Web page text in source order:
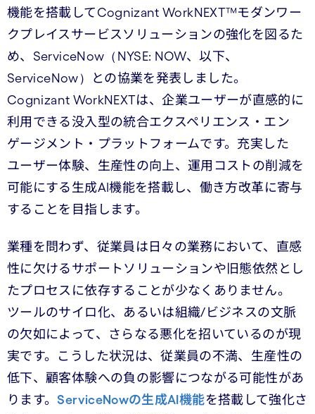
機能を搭載してCognizant WorkNEXT™モダンワー
クプレイスサービスソリューションの強化を図るた
め、ServiceNow（NYSE: NOW、以下、
ServiceNow）との協業を発表しました。
Cognizant WorkNEXTは、企業ユーザーが直感的に
利用できる没入型の統合エクスペリエンス・エン
ゲージメント・プラットフォームです。充実した
ユーザー体験、生産性の向上、運用コストの削減を
可能にする生成AI機能を搭載し、働き方改革に寄与
することを目指します。
業種を問わず、従業員は日々の業務において、直感
性に欠けるサポートソリューションや旧態依然とし
たプロセスに依存することが少なくありません。
ツールのサイロ化、あるいは組織/ビジネスの文脈
の欠如によって、さらなる悪化を招いているのが現
実です。こうした状況は、従業員の不満、生産性の
低下、顧客体験への負の影響につながる可能性があ
ります。 ServiceNowの生成AI機能を搭載して強化さ